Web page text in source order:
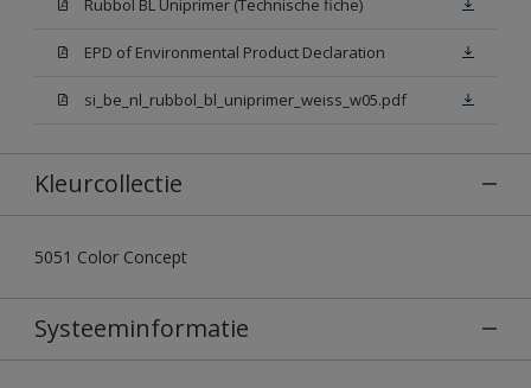
Rubbol BL Uniprimer (Technische fiche)
EPD of Environmental Product Declaration
si_be_nl_rubbol_bl_uniprimer_weiss_w05.pdf
Kleurcollectie
5051 Color Concept
Systeeminformatie